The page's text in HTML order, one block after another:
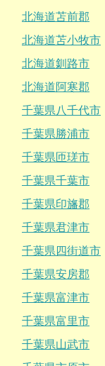
北海道苫前郡
北海道苫小牧市
北海道釧路市
北海道阿寒郡
千葉県八千代市
千葉県勝浦市
千葉県匝瑳市
千葉県千葉市
千葉県印旛郡
千葉県君津市
千葉県四街道市
千葉県安房郡
千葉県富津市
千葉県富里市
千葉県山武市